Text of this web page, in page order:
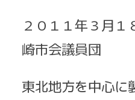
２０１１年３月１
崎市会議員団
東北地方を中心に